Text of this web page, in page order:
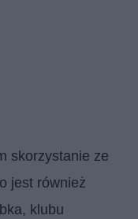
skorzystanie ze
jest również
klubu